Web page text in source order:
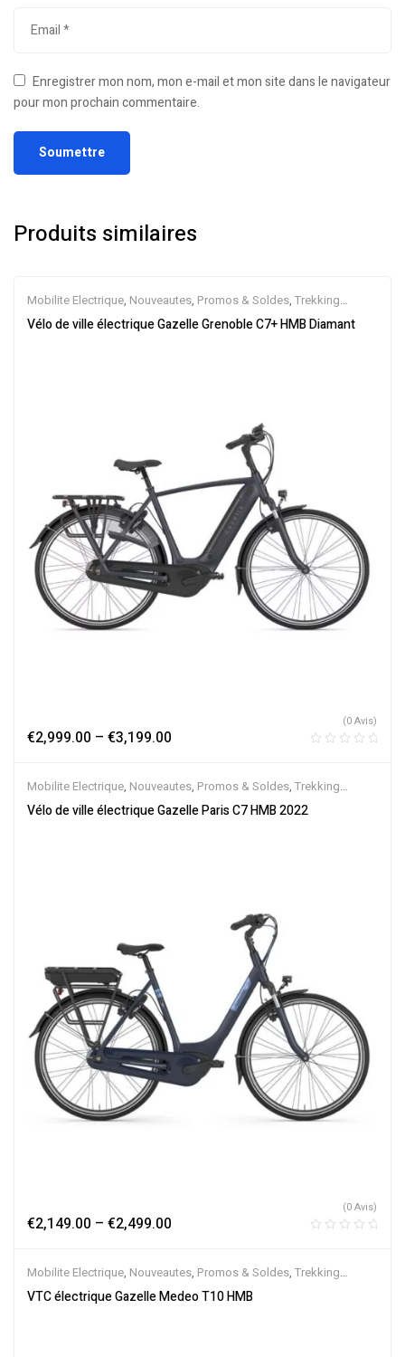
Enregistrer mon nom, mon e-mail et mon site dans le navigateur
pour mon prochain commentaire.
Produits similaires
Mobilite Electrique, Nouveautes, Promos & Soldes, Trekking
électrique,Vélo électrique ville,Velos Electriques,VTC Electrique
Vélo de ville électrique Gazelle Grenoble C7+ HMB Diamant
€2,999.00 – €3,199.00
(0 Avis)
Mobilite Electrique, Nouveautes, Promos & Soldes, Trekking
électrique,Vélo électrique ville,Velos Electriques,VTC Electrique
Vélo de ville électrique Gazelle Paris C7 HMB 2022
€2,149.00 – €2,499.00
(0 Avis)
Mobilite Electrique, Nouveautes, Promos & Soldes, Trekking
électrique,Vélo électrique ville,Velos Electriques
VTC électrique Gazelle Medeo T10 HMB